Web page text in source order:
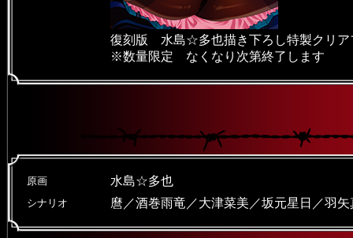
復刻版 水島☆多也描き下ろし特製クリア
※数量限定 なくなり次第終了します
原画 水島☆多也
シナリオ 麿／酒巻雨竜／大津菜美／坂元星日／羽